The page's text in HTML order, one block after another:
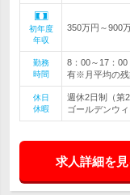
初年度
年収
350万円～900
勤務
時間
8：00～17：00
有※月平均の
休日
休暇
週休2日制（第
ゴールデンウ
求人詳細を見